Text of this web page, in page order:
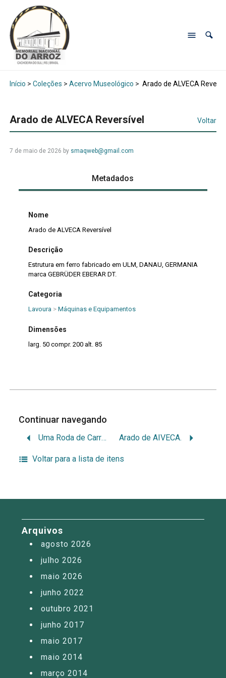
Início > Coleções > Acervo Museológico > Arado de ALVECA
Arado de ALVECA Reversível Voltar
7 de maio de 2026 by smaqweb@gmail.com
Metadados
Nome
Arado de ALVECA Reversível
Descrição
Estrutura em ferro fabricado em ULM, DANAU, GERMANIA
marca GEBRÜDER EBERAR DT.
Categoria
Lavoura> Máquinas e Equipamentos
Dimensões
larg. 50 compr. 200 alt. 85
Continuar navegando
Uma Roda de Carreta. Arado de AIVECA.
Voltar para a lista de itens
Arquivos
agosto 2026
julho 2026
maio 2026
junho 2022
outubro 2021
junho 2017
maio 2017
maio 2014
março 2014